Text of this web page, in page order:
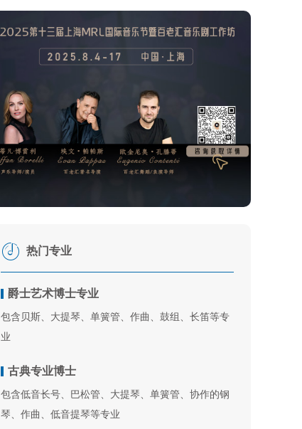
热门专业
爵士艺术博士专业
包含贝斯、大提琴、单簧管、作曲、鼓组、长笛等专
业
古典专业博士
包含低音长号、巴松管、大提琴、单簧管、协作的钢
琴、作曲、低音提琴等专业